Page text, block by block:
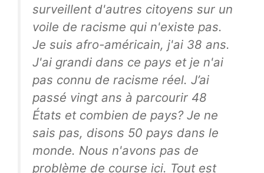
surveillent d'autres citoyens sur un
voile de racisme qui n'existe pas.
Je suis afro-américain, j'ai 38 ans.
J'ai grandi dans ce pays et je n'ai
pas connu de racisme réel. J’ai
passé vingt ans à parcourir 48
États et combien de pays? Je ne
sais pas, disons 50 pays dans le
monde. Nous n'avons pas de
problème de course ici. Tout est